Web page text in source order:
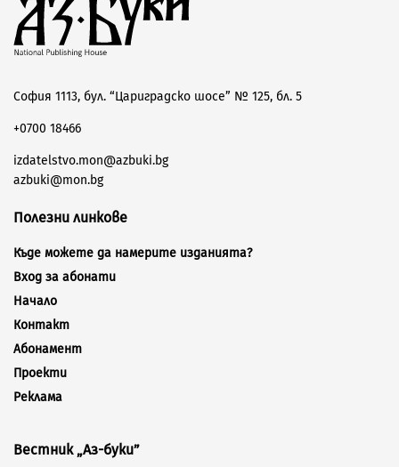
София 1113, бул. “Цариградско шосе” № 125, бл. 5
+0700 18466
izdatelstvo.mon@azbuki.bg
azbuki@mon.bg
Полезни линкове
Къде можете да намерите изданията?
Вход за абонати
Начало
Контакт
Абонамент
Проекти
Реклама
Вестник „Аз-буки”